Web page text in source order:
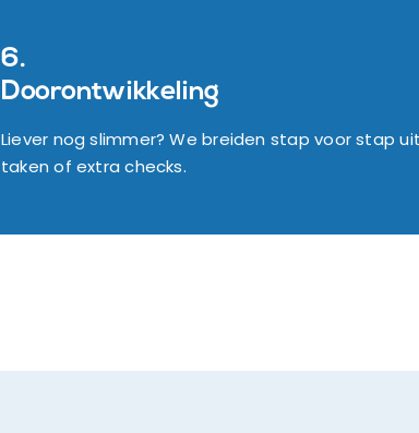
6.
Doorontwikkeling
Liever nog slimmer? We breiden stap voor stap
taken of extra checks.